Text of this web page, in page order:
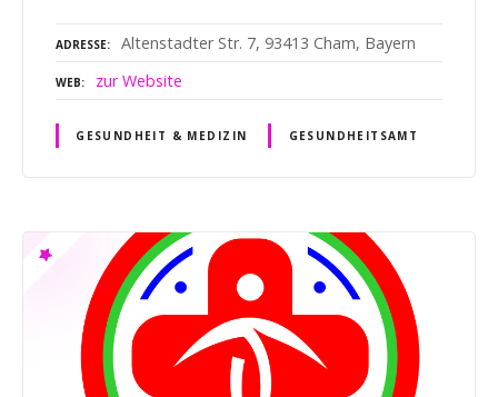
ADRESSE Altenstadter Str. 7, 93413 Cham, Bayern
WEB zur Website
GESUNDHEIT & MEDIZIN GESUNDHEITSAMT